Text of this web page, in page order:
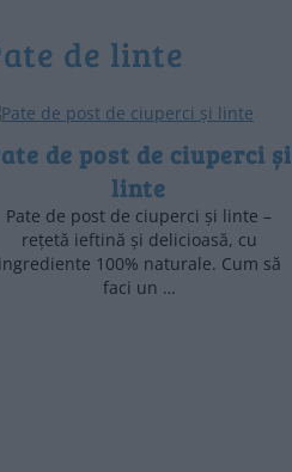
pate de linte
de post de ciuperci și
linte
Pate de post de ciuperci și linte –
rețetă ieftină și delicioasă, cu
ingrediente 100% naturale. Cum să
faci un …